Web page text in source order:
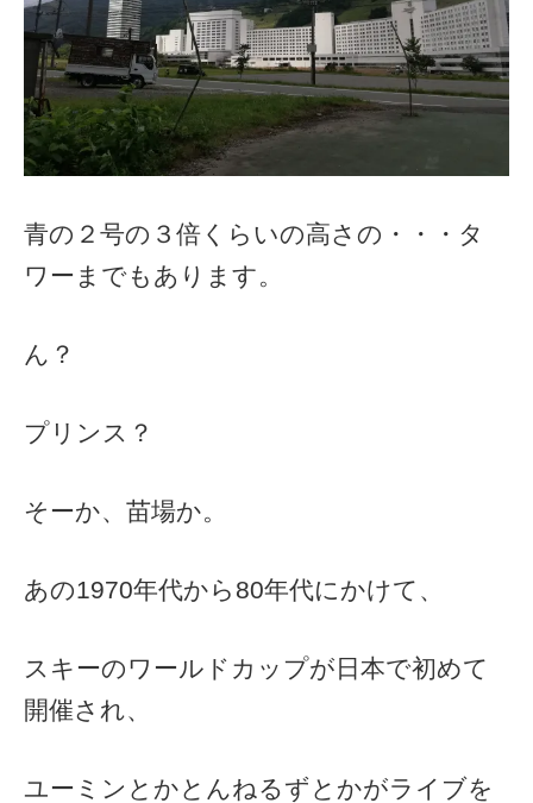
青の２号の３倍くらいの高さの・・・タ
ワーまでもあります。
ん？
プリンス？
そーか、苗場か。
あの1970年代から80年代にかけて、
スキーのワールドカップが日本で初めて
開催され、
ユーミンとかとんねるずとかがライブを